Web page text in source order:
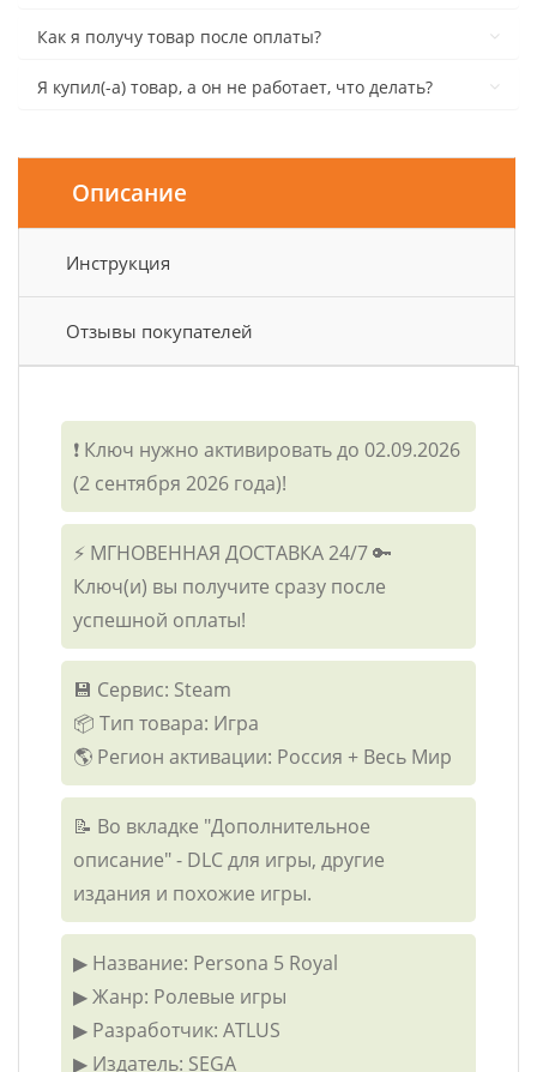
Как я получу товар после оплаты?
Я купил(-а) товар, а он не работает, что делать?
Описание
Инструкция
Отзывы покупателей
❗ Ключ нужно активировать до 02.09.2026
(2 сентября 2026 года)!
⚡ МГНОВЕННАЯ ДОСТАВКА 24/7 🔑
Ключ(и) вы получите сразу после
успешной оплаты!
💾 Сервис: Steam
📦 Тип товара: Игра
🌎 Регион активации: Россия + Весь Мир
📝 Во вкладке "Дополнительное
описание" - DLC для игры, другие
издания и похожие игры.
▶ Название: Persona 5 Royal
▶ Жанр: Ролевые игры
▶ Разработчик: ATLUS
▶ Издатель: SEGA